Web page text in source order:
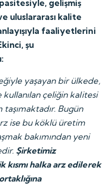
gelişmiş
uluslararası kalite
faaliyetlerini
şu
yaşayan bir ülkede,
çeliğin kalitesi
Bugün
ise bu köklü üretim
bakımından yeni
Şirketimiz
kısmı halka arz edilerek